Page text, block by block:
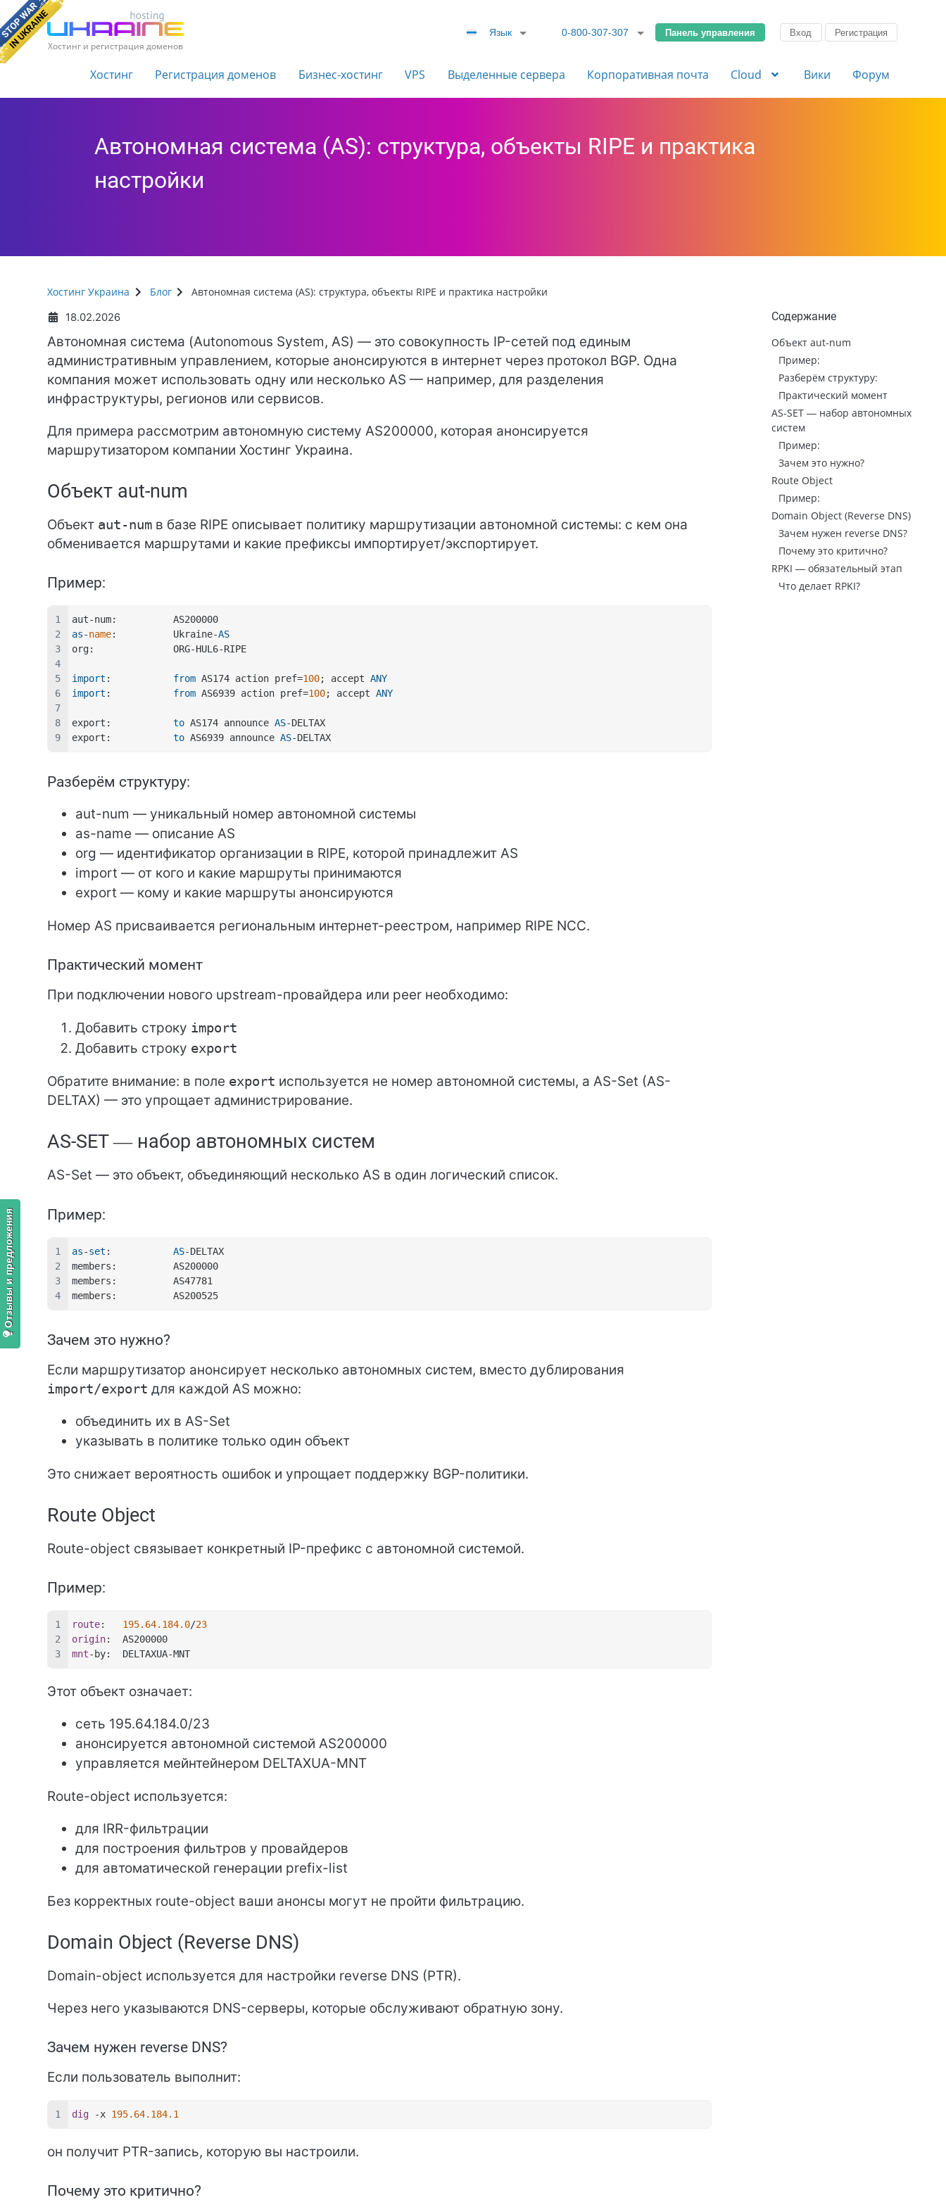
Хостинг и регистрация доменов
Язык 0-800-307-307 Панель управления Вход Регистрация
Хостинг Регистрация доменов Бизнес-хостинг VPS Выделенные сервера Корпоративная почта Cloud Вики Форум
Автономная система (AS): структура, объекты RIPE и практика
настройки
Хостинг Украина Блог
Автономная система (AS): структура, объекты RIPE и практика настройки
Содержание
Объект aut-num
Пример:
Разберём структуру:
Практический момент
AS-SET — набор автономных
систем
Пример:
Зачем это нужно?
Route Object
Пример:
Domain Object (Reverse DNS)
Зачем нужен reverse DNS?
Почему это критично?
RPKI — обязательный этап
Что делает RPKI?
18.02.2026
Автономная система (Autonomous System, AS) — это совокупность IP-сетей под единым
административным управлением, которые анонсируются в интернет через протокол BGP. Одна
компания может использовать одну или несколько AS — например, для разделения
инфраструктуры, регионов или сервисов.
Для примера рассмотрим автономную систему AS200000, которая анонсируется
маршрутизатором компании Хостинг Украина.
Объект aut-num
Объект aut-num в базе RIPE описывает политику маршрутизации автономной системы: с кем она
обменивается маршрутами и какие префиксы импортирует/экспортирует.
Пример:
aut-num:          AS200000
as-name:          Ukraine-AS
org:              ORG-HUL6-RIPE
import : from AS174 action pref=100; accept ANY
import : from AS6939 action pref=100; accept ANY
export: to AS174 announce AS-DELTAX
export: to AS6939 announce AS-DELTAX
Разберём структуру:
aut-num — уникальный номер автономной системы
as-name — описание AS
org — идентификатор организации в RIPE, которой принадлежит AS
import — от кого и какие маршруты принимаются
export — кому и какие маршруты анонсируются
Номер AS присваивается региональным интернет-реестром, например RIPE NCC.
Практический момент
При подключении нового upstream-провайдера или peer необходимо:
Добавить строку import
Добавить строку export
Обратите внимание: в поле export используется не номер автономной системы, а AS-Set (AS-
DELTAX) — это упрощает администрирование.
AS-SET — набор автономных систем
AS-Set — это объект, объединяющий несколько AS в один логический список.
Пример:
as-set : AS-DELTAX
members:          AS200000
members:          AS47781
members:          AS200525
Зачем это нужно?
Если маршрутизатор анонсирует несколько автономных систем, вместо дублирования
import/export для каждой AS можно:
объединить их в AS-Set
указывать в политике только один объект
Это снижает вероятность ошибок и упрощает поддержку BGP-политики.
Route Object
Route-object связывает конкретный IP-префикс с автономной системой.
Пример:
route: 195.64.184.0/23
origin:  AS200000
mnt-by:  DELTAXUA-MNT
Этот объект означает:
сеть 195.64.184.0/23
анонсируется автономной системой AS200000
управляется мейнтейнером DELTAXUA-MNT
Route-object используется:
для IRR-фильтрации
для построения фильтров у провайдеров
для автоматической генерации prefix-list
Без корректных route-object ваши анонсы могут не пройти фильтрацию.
Domain Object (Reverse DNS)
Domain-object используется для настройки reverse DNS (PTR).
Через него указываются DNS-серверы, которые обслуживают обратную зону.
Зачем нужен reverse DNS?
Если пользователь выполнит:
dig -x 195.64.184.1
он получит PTR-запись, которую вы настроили.
Почему это критично?
Отзывы и предложения